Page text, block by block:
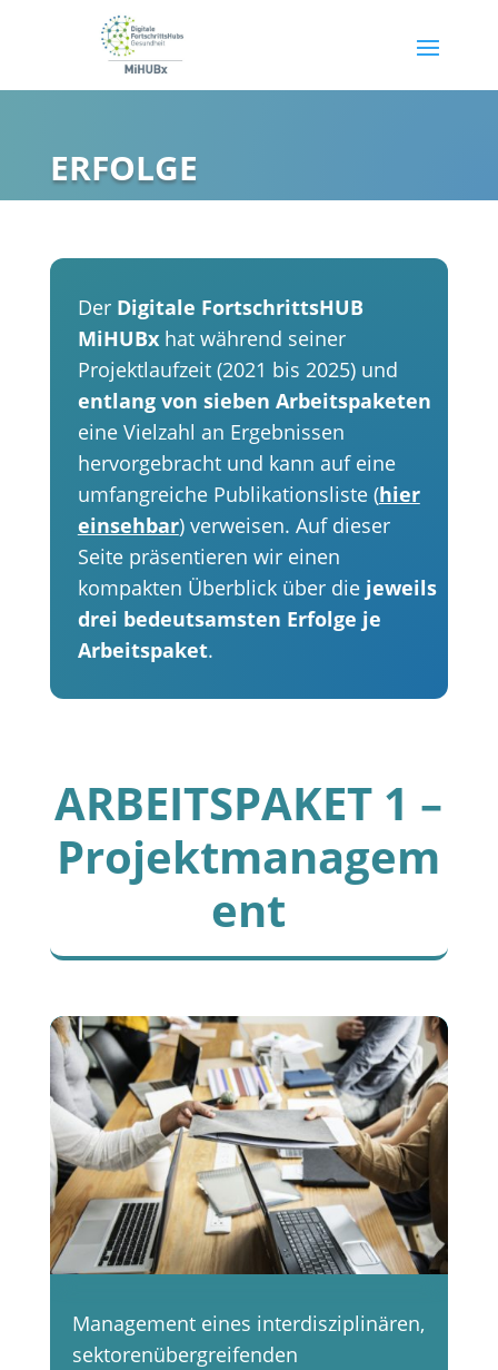
ERFOLGE
Der Digitale FortschrittsHUB
MiHUBxhat während seiner
Projektlaufzeit (2021 bis 2025) und
entlang von sieben Arbeitspaketen
eine Vielzahl an Ergebnissen
hervorgebracht und kann auf eine
umfangreiche Publikationsliste (hier
einsehbar) verweisen. Auf dieser
Seite präsentieren wir einen
kompakten Überblick über die jeweils
drei bedeutsamsten Erfolge je
Arbeitspaket.
ARBEITSPAKET 1 –
Projektmanagem
ent
Management eines interdisziplinären,
sektorenübergreifenden